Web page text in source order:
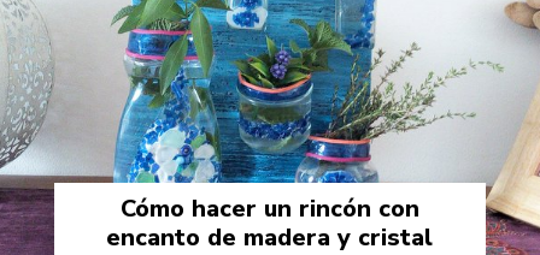
Cómo hacer un rincón con
encanto de madera y cristal